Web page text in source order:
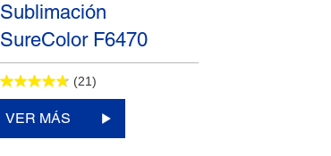
Sublimación
SureColor F6470
(21)
VER MÁS